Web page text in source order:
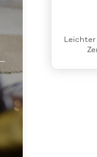
Leichter